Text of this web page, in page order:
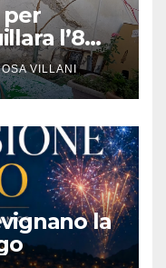
per
l’8
VILLANI
la